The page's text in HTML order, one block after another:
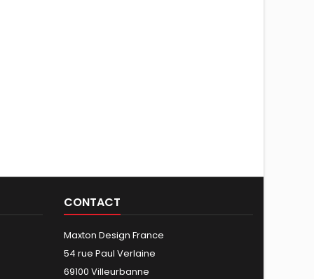
CONTACT
Maxton Design France
54 rue Paul Verlaine
69100 Villeurbanne